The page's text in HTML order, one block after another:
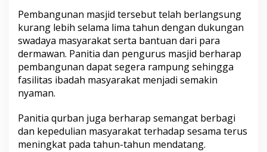
Pembangunan masjid tersebut telah berlangsung
kurang lebih selama lima tahun dengan dukungan
swadaya masyarakat serta bantuan dari para
dermawan. Panitia dan pengurus masjid berharap
pembangunan dapat segera rampung sehingga
fasilitas ibadah masyarakat menjadi semakin
nyaman.
Panitia qurban juga berharap semangat berbagi
dan kepedulian masyarakat terhadap sesama terus
meningkat pada tahun-tahun mendatang.